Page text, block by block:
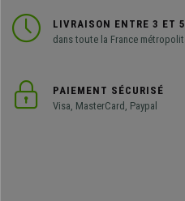
LIVRAISON ENTRE 3 ET
dans toute la France
PAIEMENT SÉCURISÉ
Visa, MasterCard, Paypal